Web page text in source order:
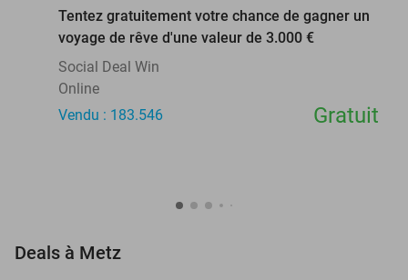
Tentez gratuitement votre chance de gagner un
voyage de rêve d'une valeur de 3.000 €
Social Deal Win
Online
Vendu : 183.546
Gratuit
Deals à Metz